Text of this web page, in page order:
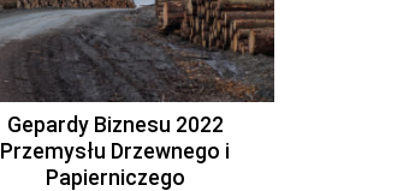
Gepardy Biznesu 2022
Przemysłu Drzewnego i
Papierniczego